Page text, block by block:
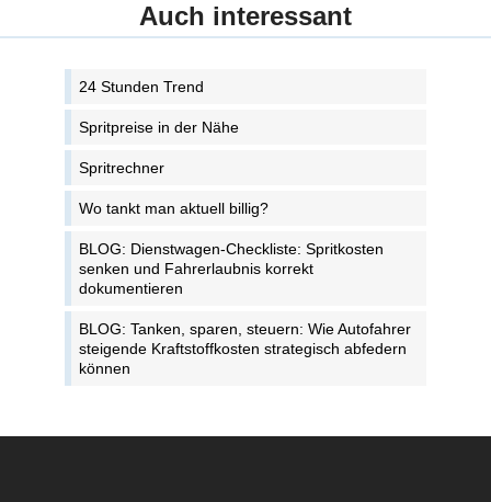
Auch interessant
24 Stunden Trend
Spritpreise in der Nähe
Spritrechner
Wo tankt man aktuell billig?
BLOG: Dienstwagen-Checkliste: Spritkosten
senken und Fahrerlaubnis korrekt
dokumentieren
BLOG: Tanken, sparen, steuern: Wie Autofahrer
steigende Kraftstoffkosten strategisch abfedern
können